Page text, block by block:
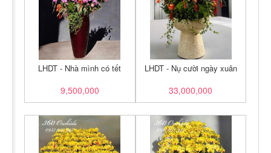
LHDT - Nhà mình có tết
9,500,000
LHDT - Nụ cười ngày xuân
33,000,000